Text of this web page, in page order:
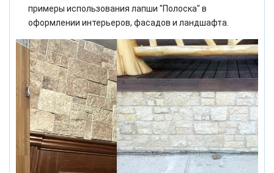
примеры использования лапши "Полоска" в
оформлении интерьеров, фасадов и ландшафта.